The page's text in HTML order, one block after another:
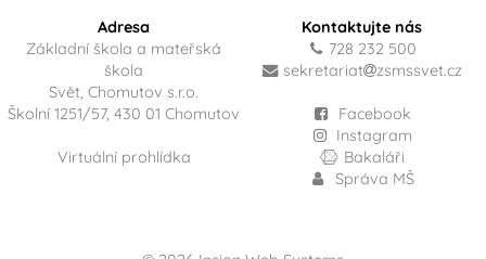
Adresa
Základní škola a mateřská
škola
Svět, Chomutov s.r.o.
Školní 1251/57, 430 01 Chomutov
Virtuální prohlídka
Kontaktujte nás
728 232 500
sekretariat
zsmssvet.cz
Facebook
Instagram
Bakaláři
Správa MŠ